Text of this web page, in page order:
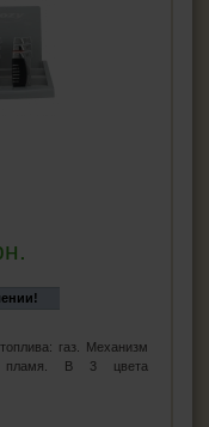
газ. Механизм
пламя. В 3 цвета